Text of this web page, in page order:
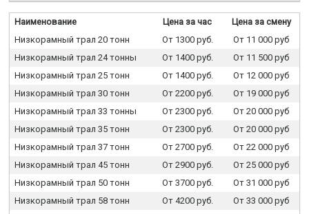
Наименование Цена за час
Цена за смену
Низкорамный трал 20 тонн
От 1300 руб.
От 11 000 руб
Низкорамный трал 24 тонны
От 1400 руб.
От 11 500 руб
Низкорамный трал 25 тонн
От 1400 руб.
От 12 000 руб
Низкорамный трал 30 тонн
От 2200 руб.
От 19 000 руб
Низкорамный трал 33 тонны
От 2300 руб.
От 20 000 руб
Низкорамный трал 35 тонн
От 2300 руб.
От 20 000 руб
Низкорамный трал 37 тонн
От 2700 руб.
От 22 000 руб
Низкорамный трал 45 тонн
От 2900 руб.
От 25 000 руб
Низкорамный трал 50 тонн
От 3700 руб.
От 31 000 руб
Низкорамный трал 58 тонн
От 4200 руб.
От 33 000 руб